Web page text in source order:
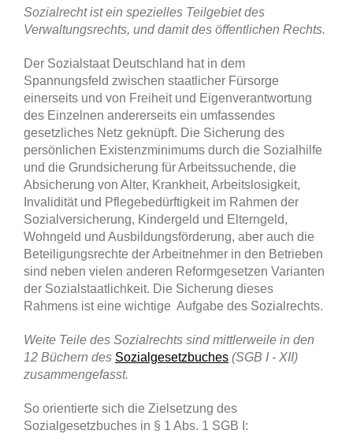
Sozialrecht ist ein spezielles Teilgebiet des
Verwaltungsrechts, und damit des öffentlichen Rechts.
Der Sozialstaat Deutschland hat in dem
Spannungsfeld zwischen staatlicher Fürsorge
einerseits und von Freiheit und Eigenverantwortung
des Einzelnen andererseits ein umfassendes
gesetzliches Netz geknüpft. Die Sicherung des
persönlichen Existenzminimums durch die Sozialhilfe
und die Grundsicherung für Arbeitssuchende, die
Absicherung von Alter, Krankheit, Arbeitslosigkeit,
Invalidität und Pflegebedürftigkeit im Rahmen der
Sozialversicherung, Kindergeld und Elterngeld,
Wohngeld und Ausbildungsförderung, aber auch die
Beteiligungsrechte der Arbeitnehmer in den Betrieben
sind neben vielen anderen Reformgesetzen Varianten
der Sozialstaatlichkeit. Die Sicherung dieses
Rahmens ist eine wichtige Aufgabe des Sozialrechts.
Weite Teile des Sozialrechts sind mittlerweile in den
12 Büchern des Sozialgesetzbuches (SGB I - XII)
zusammengefasst.
So orientierte sich die Zielsetzung des
Sozialgesetzbuches in § 1 Abs. 1 SGB I: